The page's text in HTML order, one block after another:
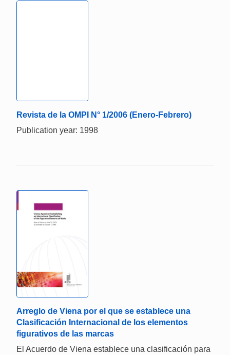
Revista de la OMPI N° 1/2006 (Enero-Febrero)
Publication year: 1998
Arreglo de Viena por el que se establece una
Clasificación Internacional de los elementos
figurativos de las marcas
El Acuerdo de Viena establece una clasificación para